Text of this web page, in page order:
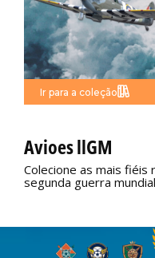
Ir para a coleção
Avioes llGM
Colecione as mais
segunda guerra mundial